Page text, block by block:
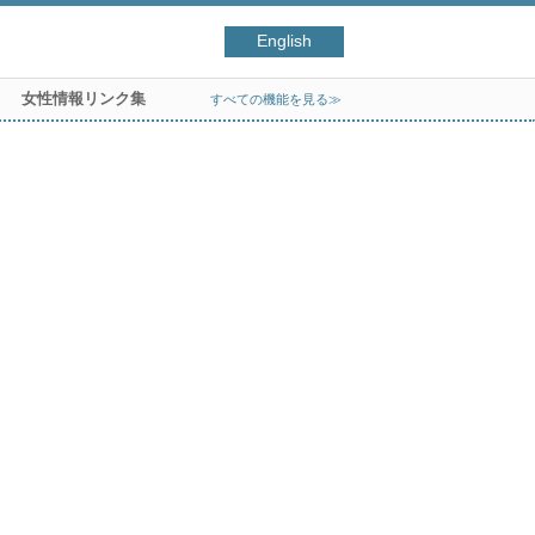
English
女性情報リンク集 すべての機能を見る≫